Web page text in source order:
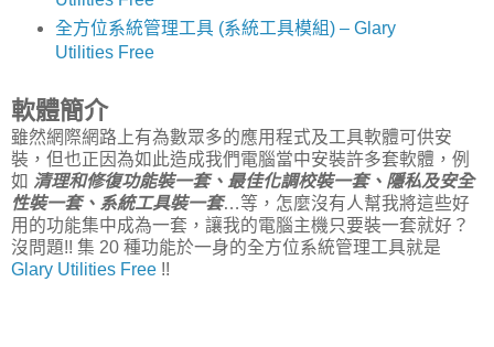
全方位系統管理工具 (系統工具模組) – Glary
Utilities Free
軟體簡介
雖然網際網路上有為數眾多的應用程式及工具軟體可供安
裝，但也正因為如此造成我們電腦當中安裝許多套軟體，例
如 清理和修復功能裝一套、最佳化調校裝一套、隱私及安全
性裝一套、系統工具裝一套…等，怎麼沒有人幫我將這些好
用的功能集中成為一套，讓我的電腦主機只要裝一套就好？
沒問題!! 集 20 種功能於一身的全方位系統管理工具就是
Glary Utilities Free !!